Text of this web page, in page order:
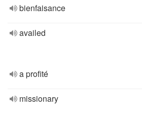
bienfaisance
availed
a profité
missionary